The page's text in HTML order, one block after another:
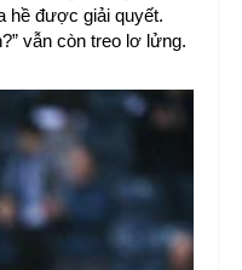
hề được giải quyết.
vẫn còn treo lơ lửng.